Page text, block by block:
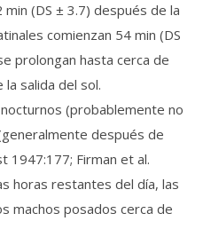
(DS ± 3.7) después de la
comienzan 54 min (DS
prolongan hasta cerca de
la salida del sol.
(probablemente no
después de
1947:177; Firman et al.
horas restantes del día, las
machos posados cerca de